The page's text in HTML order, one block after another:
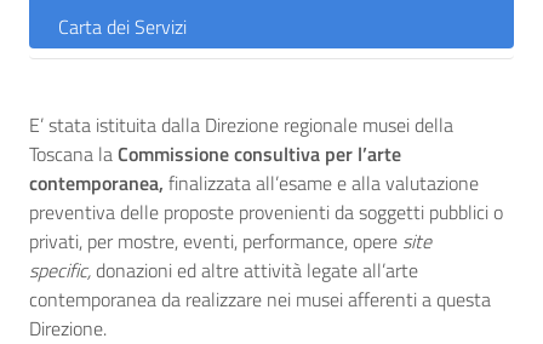
Carta dei Servizi
E’ stata istituita dalla Direzione regionale musei della
Toscana laCommissione consultiva per l’arte
contemporanea, finalizzata all’esame e alla valutazione
preventiva delle proposte provenienti da soggetti pubblici o
privati, per mostre, eventi, performance, opere site
specific,donazioni ed altre attività legate all’arte
contemporanea da realizzare nei musei afferenti a questa
Direzione.